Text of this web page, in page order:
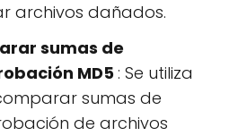
archivos dañados.
sumas de
MD5: Se utiliza
sumas de
de archivos